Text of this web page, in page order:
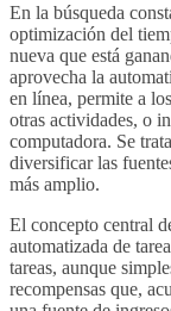
En la búsqueda
optimización del
nueva que está
aprovecha la
en línea, permite a
otras actividades, o
computadora. Se
diversificar las
más amplio.
El concepto central
automatizada de
tareas, aunque
recompensas que,